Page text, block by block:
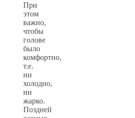
При
этом
важно,
чтобы
голове
было
комфортно,
т.е.
ни
холодно,
ни
жарко.
Поздней